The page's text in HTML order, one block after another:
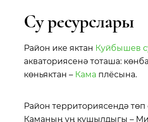
Су ресурслары
Район ике яктан Куйбышев
акваториясенә тоташа:
көньяктан – Кама плёсына.
Район территориясендә
Каманың уң кушылдыгы –